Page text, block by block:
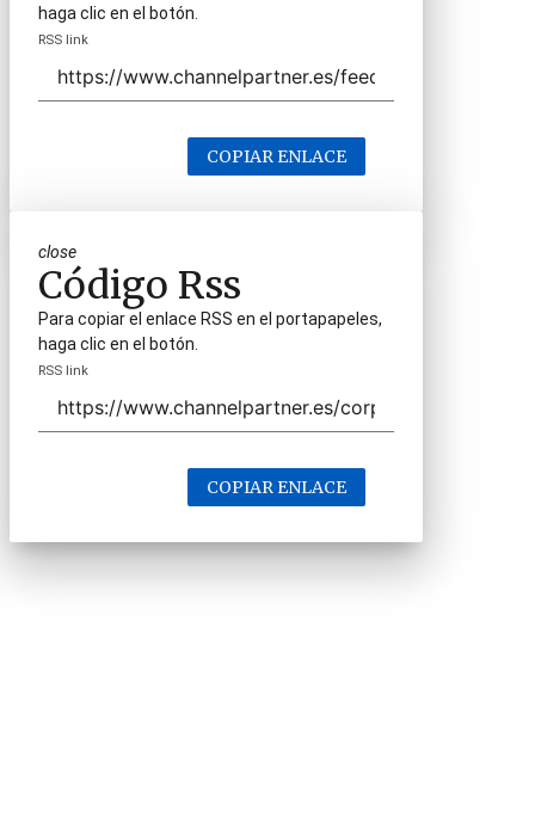
haga clic en el botón.
RSS link
COPIAR ENLACE
close
Código Rss
Para copiar el enlace RSS en el portapapeles,
haga clic en el botón.
RSS link
COPIAR ENLACE